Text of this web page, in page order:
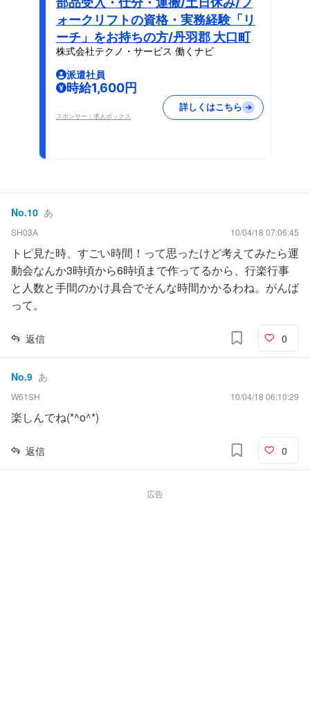
ォークリフトの資格・実務経験「リ
ーチ」をお持ちの方/丹羽郡 大口町
株式会社テクノ・サービス 働くナビ
派遣社員
時給1,600円
スポンサー：求人ボックス
詳しくはこちら
No.10 あ
SH03A 10/04/18 07:06:45
トピ見た時、すごい時間！って思ったけど考えてみたら運
動会なんか3時頃から6時頃まで作ってるから、行楽行事
と人数と手間のかけ具合でそんな時間かかるわね。がんば
って。
返信 0
No.9 あ
W61SH 10/04/18 06:10:29
楽しんでね(*^o^*)
返信 0
広告